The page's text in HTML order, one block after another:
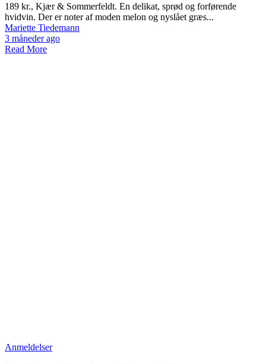
189 kr., Kjær & Sommerfeldt. En delikat, sprød og forførende
hvidvin. Der er noter af moden melon og nyslået græs...
Mariette Tiedemann
3 måneder ago
Read More
Anmeldelser